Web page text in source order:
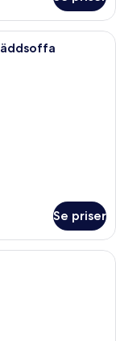
med en säng, ett
Se priser
med en säng, ett